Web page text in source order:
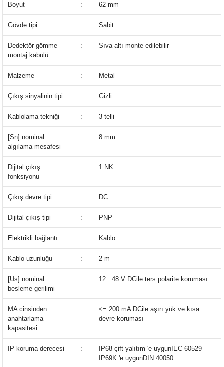
Boyut : 62 mm
Gövde tipi : Sabit
Dedektör gömme
montaj kabulü
: Sıva altı monte edilebilir
Malzeme : Metal
Çıkış sinyalinin tipi : Gizli
Kablolama tekniği : 3 telli
[Sn] nominal
algılama mesafesi
: 8 mm
Dijital çıkış
fonksiyonu
: 1 NK
Çıkış devre tipi : DC
Dijital çıkış tipi : PNP
Elektrikli bağlantı : Kablo
Kablo uzunluğu : 2 m
[Us] nominal
besleme gerilimi
: 12...48 V DCile ters polarite koruması
MA cinsinden
anahtarlama
kapasitesi
:
<= 200 mA DCile aşırı yük ve kısa
devre koruması
IP koruma derecesi :
IP68 çift yalıtım 'e uygunIEC 60529
IP69K 'e uygunDIN 40050